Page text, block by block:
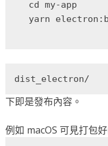
cd my-app
dist_electron/
下即是發布內容。
例如 macOS 可見打包